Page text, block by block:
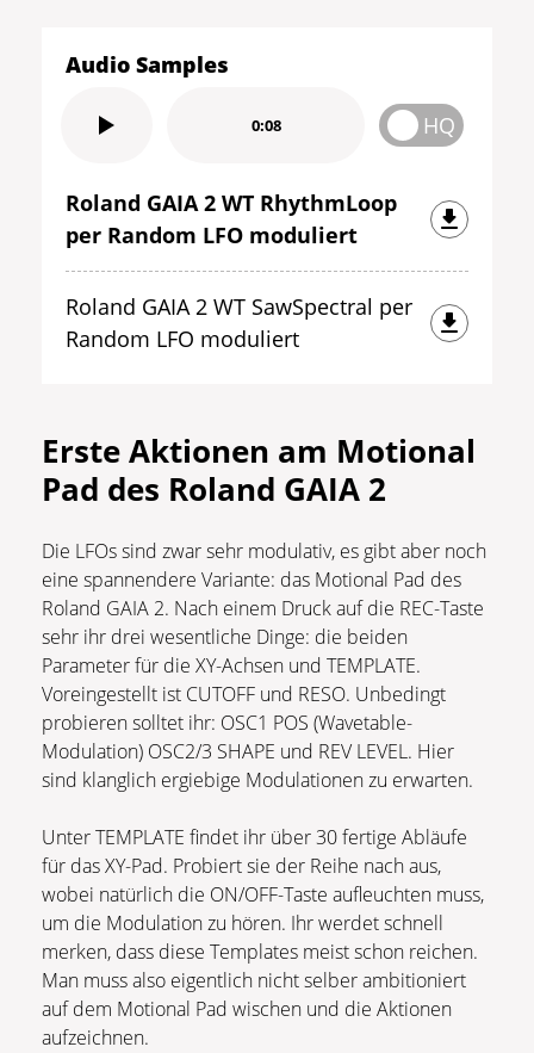
Audio Samples
0:08 HQ
Roland GAIA 2 WT RhythmLoop
per Random LFO moduliert
Roland GAIA 2 WT SawSpectral per
Random LFO moduliert
Erste Aktionen am Motional
Pad des Roland GAIA 2
Die LFOs sind zwar sehr modulativ, es gibt aber noch
eine spannendere Variante: das Motional Pad des
Roland GAIA 2. Nach einem Druck auf die REC-Taste
sehr ihr drei wesentliche Dinge: die beiden
Parameter für die XY-Achsen und TEMPLATE.
Voreingestellt ist CUTOFF und RESO. Unbedingt
probieren solltet ihr: OSC1 POS (Wavetable-
Modulation) OSC2/3 SHAPE und REV LEVEL. Hier
sind klanglich ergiebige Modulationen zu erwarten.
Unter TEMPLATE findet ihr über 30 fertige Abläufe
für das XY-Pad. Probiert sie der Reihe nach aus,
wobei natürlich die ON/OFF-Taste aufleuchten muss,
um die Modulation zu hören. Ihr werdet schnell
merken, dass diese Templates meist schon reichen.
Man muss also eigentlich nicht selber ambitioniert
auf dem Motional Pad wischen und die Aktionen
aufzeichnen.